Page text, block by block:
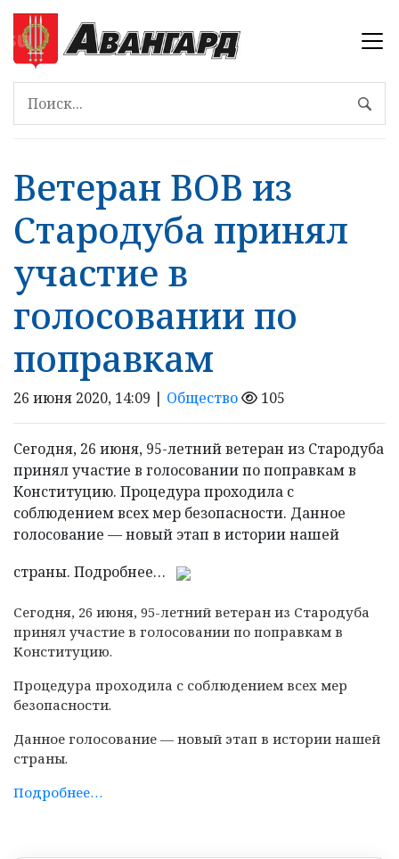
Ветеран ВОВ из
Стародуба принял
участие в
голосовании по
поправкам
26 июня 2020, 14:09 | Общество 105
Сегодня, 26 июня, 95-летний ветеран из Стародуба
принял участие в голосовании по поправкам в
Конституцию. Процедура проходила с
соблюдением всех мер безопасности. Данное
голосование — новый этап в истории нашей
страны. Подробнее…
Сегодня, 26 июня, 95-летний ветеран из Стародуба
принял участие в голосовании по поправкам в
Конституцию.
Процедура проходила с соблюдением всех мер
безопасности.
Данное голосование — новый этап в истории нашей
страны.
Подробнее…